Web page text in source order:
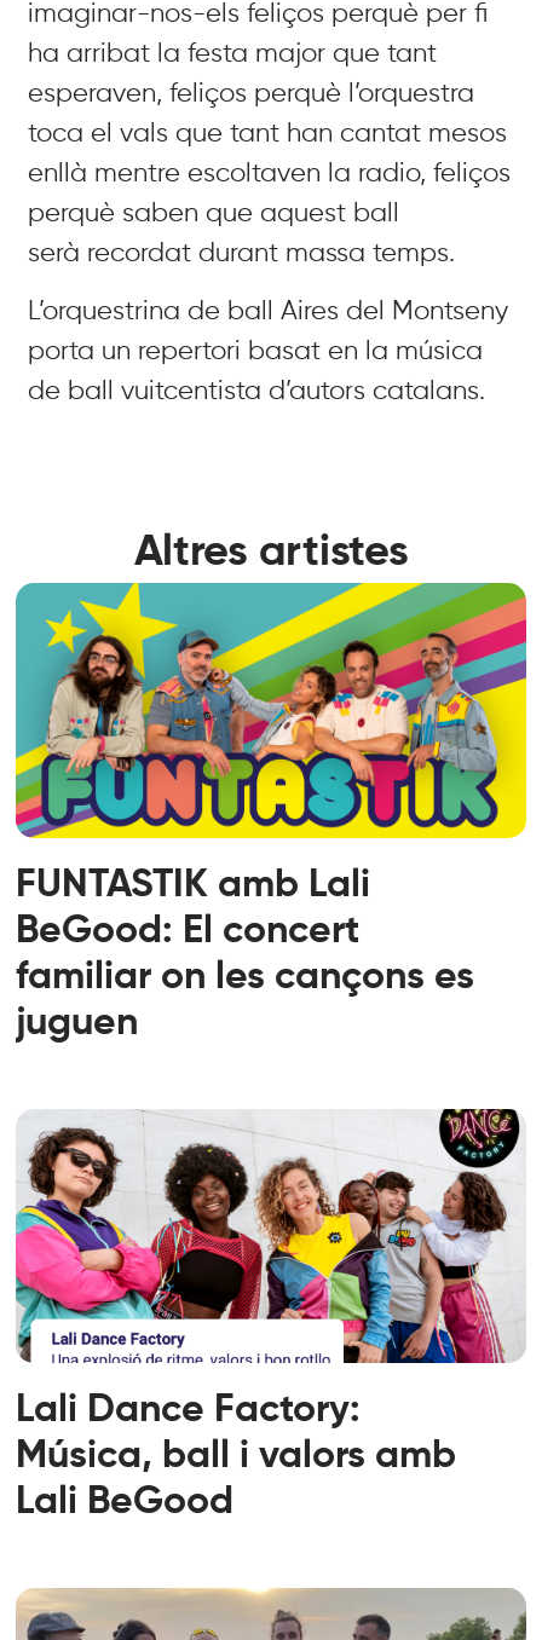
imaginar-nos-els feliços perquè per fi
ha arribat la festa major que tant
esperaven, feliços perquè l’orquestra
toca el vals que tant han cantat mesos
enllà mentre escoltaven la radio, feliços
perquè saben que aquest ball
serà recordat durant massa temps.
L’orquestrina de ball Aires del Montseny
porta un repertori basat en la música
de ball vuitcentista d’autors catalans.
Altres artistes
FUNTASTIK amb Lali
BeGood: El concert
familiar on les cançons es
juguen
Lali Dance Factory:
Música, ball i valors amb
Lali BeGood